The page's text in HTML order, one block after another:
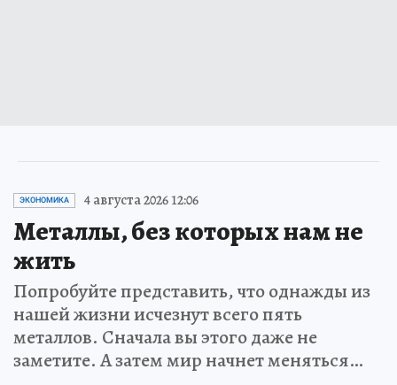
ЭКОНОМИКА 4 августа 2026 12:06
Металлы, без которых нам не
жить
Попробуйте представить, что однажды из
нашей жизни исчезнут всего пять
металлов. Сначала вы этого даже не
заметите. А затем мир начнет меняться…